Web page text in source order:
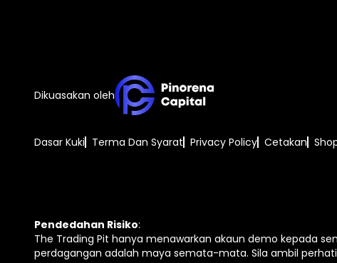
Dikuasakan oleh
Dasar Kuki Terma Dan Syarat Privacy Policy Cetakan
Pendedahan Risiko:
The Trading Pit hanya menawarkan akaun demo kepada
perdagangan adalah maya semata-mata. Sila ambil